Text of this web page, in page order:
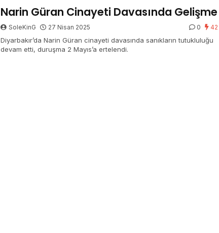
Narin Güran Cinayeti Davasında Gelişme
SoleKinG 27 Nisan 2025 0 42
Diyarbakır’da Narin Güran cinayeti davasında sanıkların tutukluluğu
devam etti, duruşma 2 Mayıs’a ertelendi.